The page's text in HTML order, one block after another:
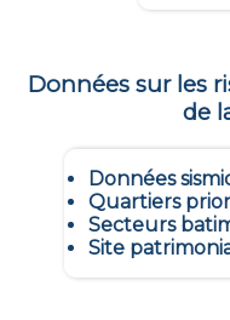
Données sur les
de
Données
Quartiers
Secteurs
Site